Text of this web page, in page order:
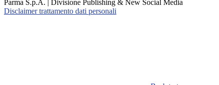
Parma S.p.A. | Divisione Publishing & New Social Media
Disclaimer trattamento dati personali